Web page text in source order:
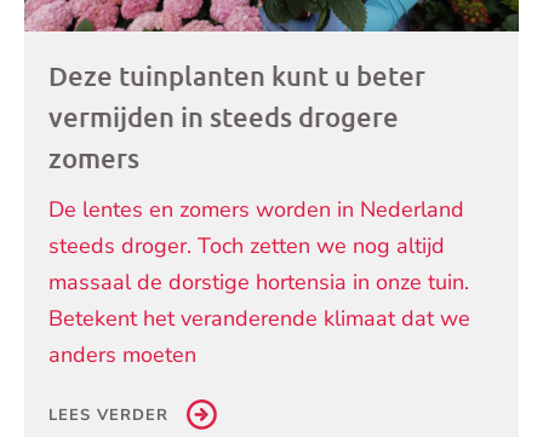
Deze tuinplanten kunt u beter
vermijden in steeds drogere
zomers
De lentes en zomers worden in Nederland
steeds droger. Toch zetten we nog altijd
massaal de dorstige hortensia in onze tuin.
Betekent het veranderende klimaat dat we
anders moeten
LEES VERDER